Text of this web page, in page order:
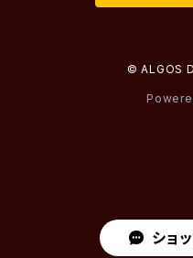
ショ
-自家製ソースと生パスタ-
© ALGOS